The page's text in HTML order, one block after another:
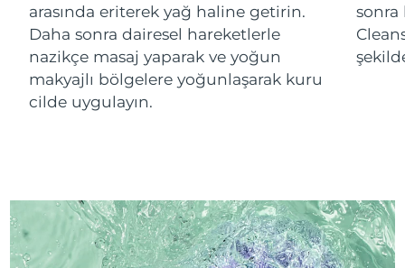
arasında eriterek yağ haline getirin.
Daha sonra dairesel hareketlerle
nazikçe masaj yaparak ve yoğun
makyajlı bölgelere yoğunlaşarak kuru
cilde uygulayın.
sonra